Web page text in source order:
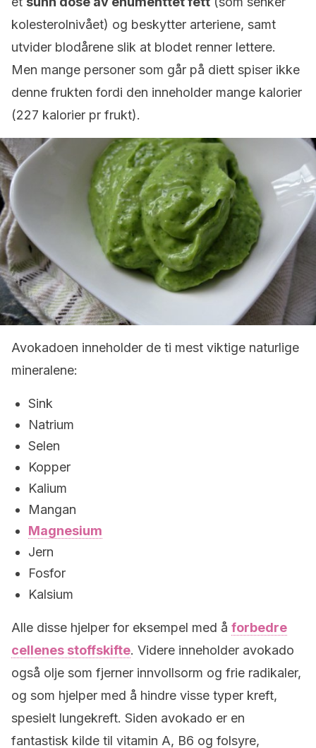
kolesterolnivået) og beskytter arteriene, samt
utvider blodårene slik at blodet renner lettere.
Men mange personer som går på diett spiser ikke
denne frukten fordi den inneholder mange kalorier
(227 kalorier pr frukt).
Avokadoen inneholder de ti mest viktige naturlige
mineralene:
Sink
Natrium
Selen
Kopper
Kalium
Mangan
Magnesium
Jern
Fosfor
Kalsium
Alle disse hjelper for eksempel med å forbedre
cellenes stoffskifte. Videre inneholder avokado
også olje som fjerner innvollsorm og frie radikaler,
og som hjelper med å hindre visse typer kreft,
spesielt lungekreft. Siden avokado er en
fantastisk kilde til vitamin A, B6 og folsyre,